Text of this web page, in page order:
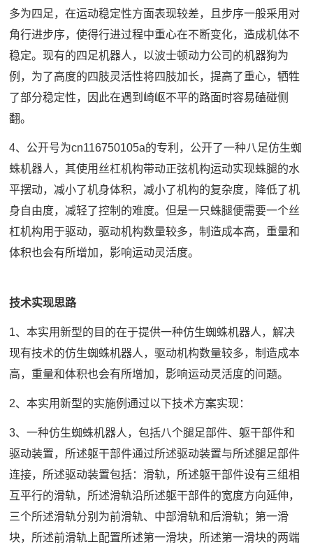
多为四足，在运动稳定性方面表现较差，且步序一般采用对
角行进步序，使得行进过程中重心在不断变化，造成机体不
稳定。现有的四足机器人，以波士顿动力公司的机器狗为
例，为了高度的四肢灵活性将四肢加长，提高了重心，牺牲
了部分稳定性，因此在遇到崎岖不平的路面时容易磕碰侧
翻。
4、公开号为cn116750105a的专利，公开了一种八足仿生蜘
蛛机器人，其使用丝杠机构带动正弦机构运动实现蛛腿的水
平摆动，减小了机身体积，减小了机构的复杂度，降低了机
身自由度，减轻了控制的难度。但是一只蛛腿便需要一个丝
杠机构用于驱动，驱动机构数量较多，制造成本高，重量和
体积也会有所增加，影响运动灵活度。
技术实现思路
1、本实用新型的目的在于提供一种仿生蜘蛛机器人，解决
现有技术的仿生蜘蛛机器人，驱动机构数量较多，制造成本
高，重量和体积也会有所增加，影响运动灵活度的问题。
2、本实用新型的实施例通过以下技术方案实现：
3、一种仿生蜘蛛机器人，包括八个腿足部件、躯干部件和
驱动装置，所述躯干部件通过所述驱动装置与所述腿足部件
连接，所述驱动装置包括：滑轨，所述躯干部件设有三组相
互平行的滑轨，所述滑轨沿所述躯干部件的宽度方向延伸，
三个所述滑轨分别为前滑轨、中部滑轨和后滑轨；第一滑
块，所述前滑轨上配置所述第一滑块，所述第一滑块的两端